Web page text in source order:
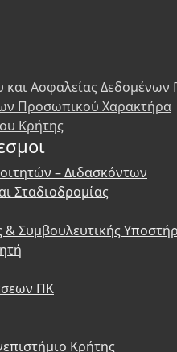
και Ασφαλείας
Προσωπικού Χαρακτήρα
Κρήτης
– Διδασκόντων
Σταδιοδρομίας
Συμβουλευτικής
ΠΚ
Κρήτης